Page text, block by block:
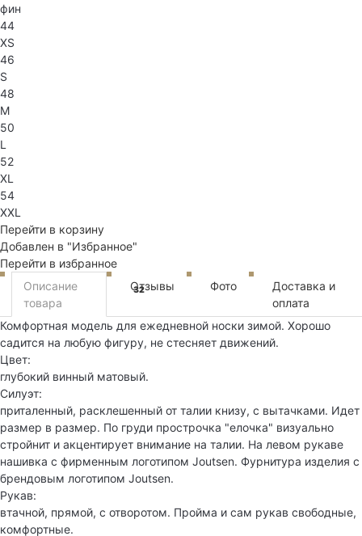
фин
44
XS
46
S
48
M
50
L
52
XL
54
XXL
Перейти в корзину
Добавлен в "Избранное"
Перейти в избранное
Описание
товара
Отзывы
32 Фото
Доставка и
оплата
Комфортная модель для ежедневной носки зимой. Хорошо
садится на любую фигуру, не стесняет движений.
Цвет:
глубокий винный матовый.
Силуэт:
приталенный, расклешенный от талии книзу, с вытачками. Идет
размер в размер. По груди прострочка "елочка" визуально
стройнит и акцентирует внимание на талии. На левом рукаве
нашивка с фирменным логотипом Joutsen. Фурнитура изделия с
брендовым логотипом Joutsen.
Рукав:
втачной, прямой, с отворотом. Пройма и сам рукав свободные,
комфортные.